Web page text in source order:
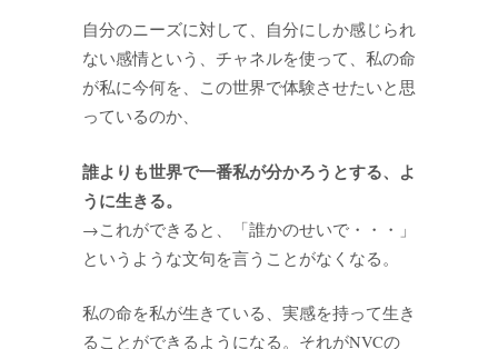
自分のニーズに対して、自分にしか感じられ
ない感情という、チャネルを使って、私の命
が私に今何を、この世界で体験させたいと思
っているのか、
誰よりも世界で一番私が分かろうとする、よ
うに生きる。
→これができると、「誰かのせいで・・・」
というような文句を言うことがなくなる。
私の命を私が生きている、実感を持って生き
ることができるようになる。それがNVCの